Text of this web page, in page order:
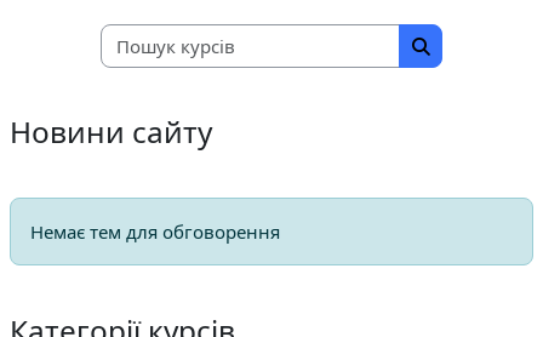
о
т
и
Пошук курсів
Пошук курсів
Новини сайту
Немає тем для обговорення